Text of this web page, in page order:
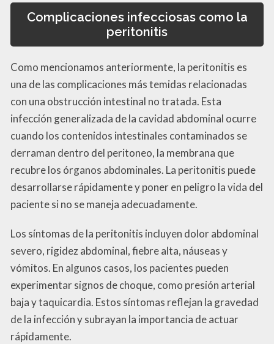
Complicaciones infecciosas como la
peritonitis
Como mencionamos anteriormente, la peritonitis es
una de las complicaciones más temidas relacionadas
con una obstrucción intestinal no tratada. Esta
infección generalizada de la cavidad abdominal ocurre
cuando los contenidos intestinales contaminados se
derraman dentro del peritoneo, la membrana que
recubre los órganos abdominales. La peritonitis puede
desarrollarse rápidamente y poner en peligro la vida del
paciente si no se maneja adecuadamente.
Los síntomas de la peritonitis incluyen dolor abdominal
severo, rigidez abdominal, fiebre alta, náuseas y
vómitos. En algunos casos, los pacientes pueden
experimentar signos de choque, como presión arterial
baja y taquicardia. Estos síntomas reflejan la gravedad
de la infección y subrayan la importancia de actuar
rápidamente.